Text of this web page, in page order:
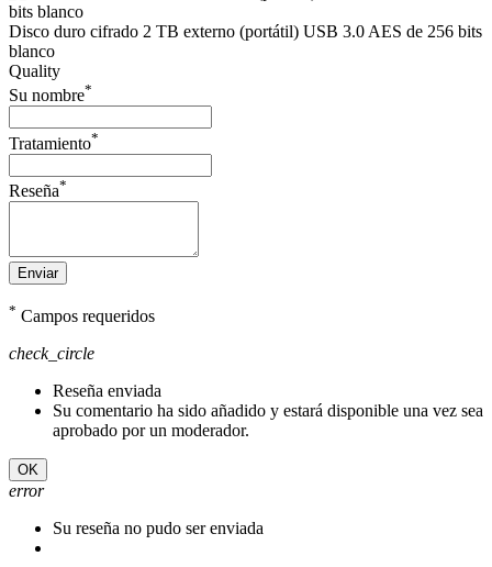
Disco duro cifrado 2 TB externo (portátil) USB 3.0 AES de 256 bits
blanco
Quality
Su nombre*
Tratamiento*
Reseña*
Enviar
* Campos requeridos
check_circle
Reseña enviada
Su comentario ha sido añadido y estará disponible una vez sea
aprobado por un moderador.
OK
error
Su reseña no pudo ser enviada